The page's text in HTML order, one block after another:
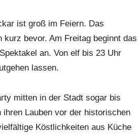
ist groß im Feiern. Das
bevor. Am Freitag beginnt das
an. Von elf bis 23 Uhr
lassen.
mitten in der Stadt sogar bis
Lauben vor der historischen
Köstlichkeiten aus Küche